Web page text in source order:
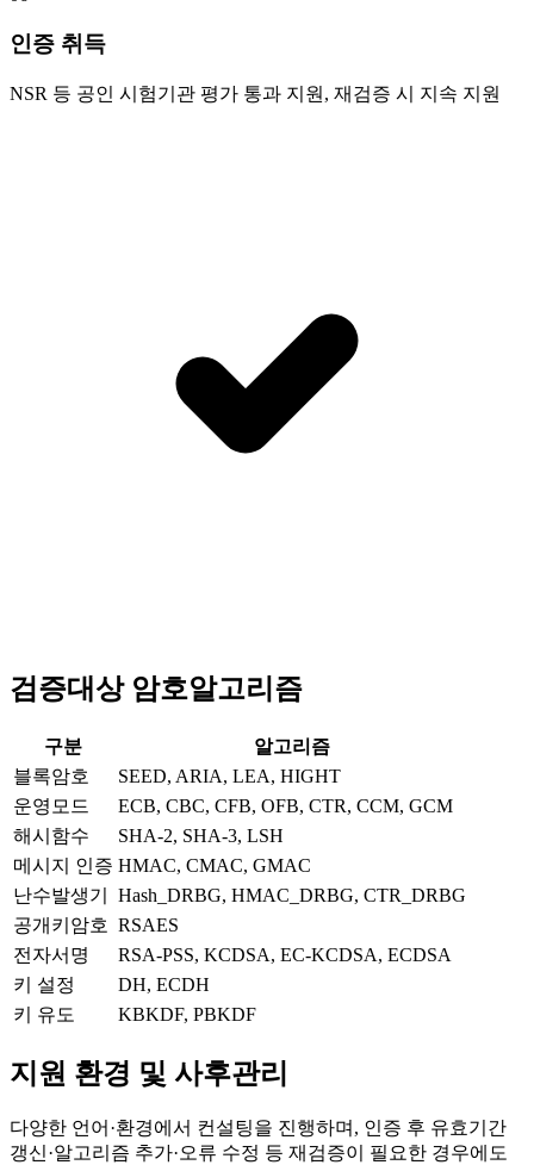
인증 취득
NSR 등 공인 시험기관 평가 통과 지원, 재검증 시 지속 지원
검증대상 암호알고리즘
구분
알고리즘
블록암호
SEED, ARIA, LEA, HIGHT
운영모드
ECB, CBC, CFB, OFB, CTR, CCM, GCM
해시함수
SHA-2, SHA-3, LSH
메시지 인증 HMAC, CMAC, GMAC
난수발생기
Hash_DRBG, HMAC_DRBG, CTR_DRBG
공개키암호 RSAES
전자서명
RSA-PSS, KCDSA, EC-KCDSA, ECDSA
키 설정
DH, ECDH
키 유도
KBKDF, PBKDF
지원 환경 및 사후관리
다양한 언어·환경에서 컨설팅을 진행하며, 인증 후 유효기간
갱신·알고리즘 추가·오류 수정 등 재검증이 필요한 경우에도